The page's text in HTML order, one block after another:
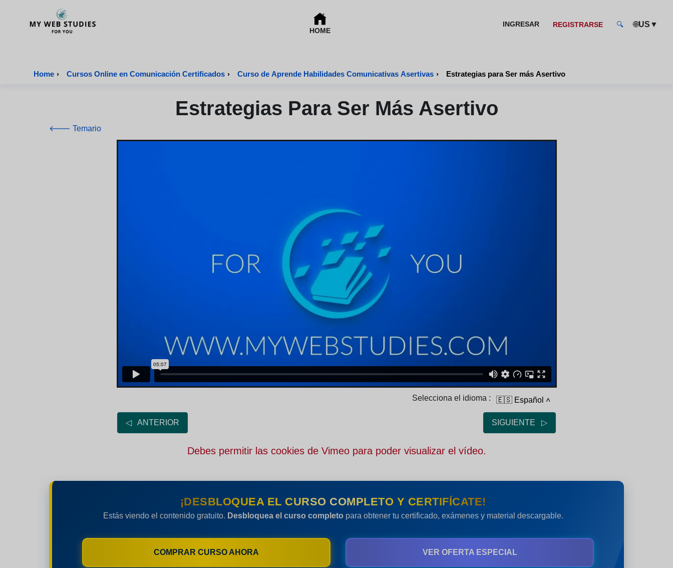
HOME
INGRESAR REGISTRARSE 🔍 🌐US ▼
Home › Cursos Online en Comunicación Certificados › Curso de Aprende Habilidades Comunicativas Asertivas › Estrategias para Ser más Asertivo
Estrategias Para Ser Más Asertivo
🡐 Temario
Selecciona el idioma : 🇪🇸 Español ˄
◁ ANTERIOR SIGUIENTE ▷
Debes permitir las cookies de Vimeo para poder visualizar el vídeo.
¡DESBLOQUEA EL CURSO COMPLETO Y CERTIFÍCATE!
Estás viendo el contenido gratuito. Desbloquea el curso completopara obtener tu certificado, exámenes y material descargable.
COMPRAR CURSO AHORA VER OFERTA ESPECIAL